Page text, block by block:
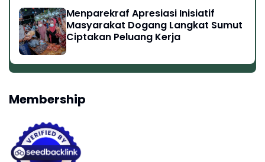
Menparekraf Apresiasi Inisiatif
Masyarakat Dogang Langkat Sumut
Ciptakan Peluang Kerja
Membership